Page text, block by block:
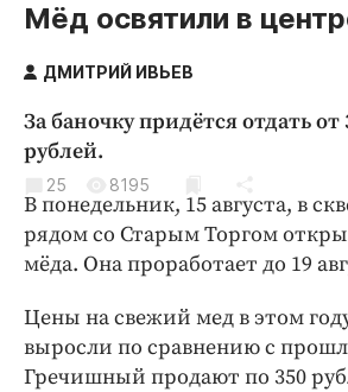
Новости компаний
Статьи
Народные новости
Авто и транспорт
Благоустройство
Криминал
Культура
Образование
Общество
Мёд освятили в
ДМИТРИЙ ИВЬЕВ
За баночку придётся отдать от
рублей.
25 8195
В понедельник, 15 августа, в
рядом со Старым Торгом
мёда. Она проработает до 19
Цены на свежий мед в этом
выросли по сравнению с
Гречишный продают по 350